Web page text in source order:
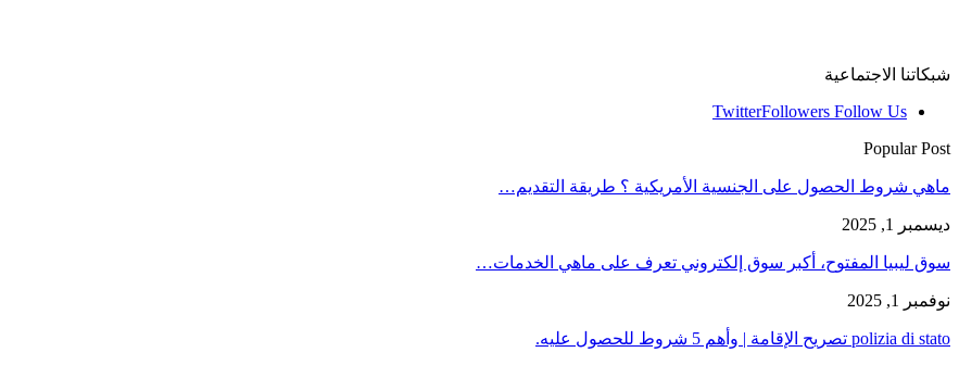
شبكاتنا الاجتماعية
TwitterFollowers Follow Us
Popular Post
ماهي شروط الحصول على الجنسية الأمريكية ؟ طريقة التقديم…
ديسمبر 1, 2025
سوق ليبيا المفتوح، أكبر سوق إلكتروني تعرف على ماهي الخدمات…
نوفمبر 1, 2025
polizia di stato تصريح الإقامة | وأهم 5 شروط للحصول عليه.